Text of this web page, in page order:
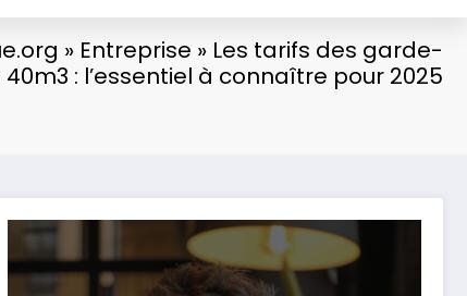
» Entreprise » Les tarifs des garde-
: l’essentiel à connaître pour 2025